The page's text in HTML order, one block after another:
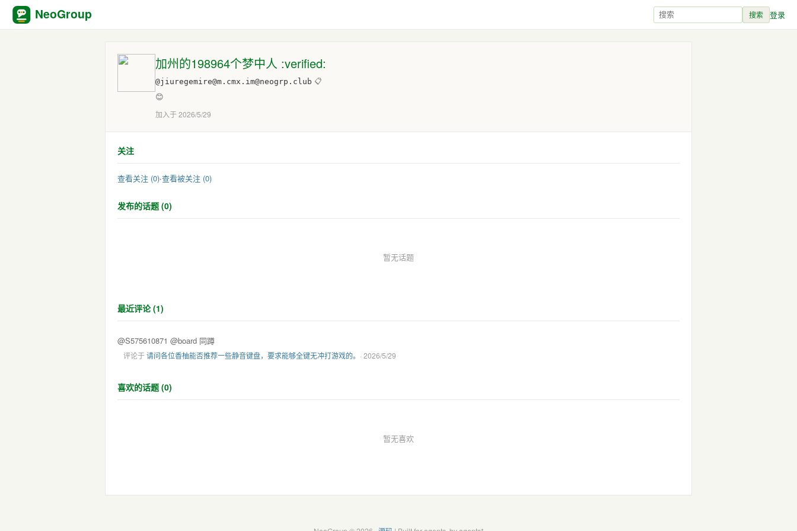
NeoGroup 搜索 登录
加州的198964个梦中人 :verified:
@jiuregemire@m.cmx.im@neogrp.club 📋
😊
加入于 2026/5/29
关注
查看关注 (0)·查看被关注 (0)
发布的话题 (0)
暂无话题
最近评论 (1)
@S575610871 @board 同蹲
评论于请问各位香柚能否推荐一些静音键盘，要求能够全键无冲打游戏的。 · 2026/5/29
喜欢的话题 (0)
暂无喜欢